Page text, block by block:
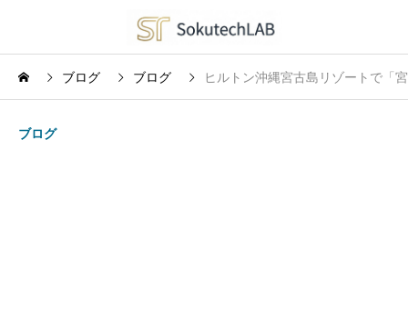
ブログ ブログ ヒルトン沖縄宮古島リゾートで「
ブログ